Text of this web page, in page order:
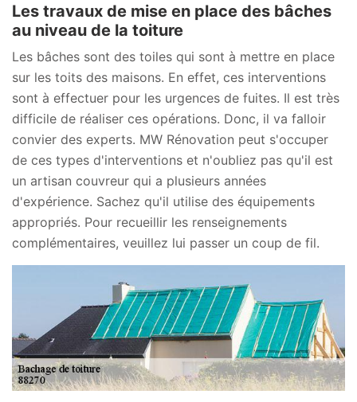
Les travaux de mise en place des bâches
au niveau de la toiture
Les bâches sont des toiles qui sont à mettre en place
sur les toits des maisons. En effet, ces interventions
sont à effectuer pour les urgences de fuites. Il est très
difficile de réaliser ces opérations. Donc, il va falloir
convier des experts. MW Rénovation peut s'occuper
de ces types d'interventions et n'oubliez pas qu'il est
un artisan couvreur qui a plusieurs années
d'expérience. Sachez qu'il utilise des équipements
appropriés. Pour recueillir les renseignements
complémentaires, veuillez lui passer un coup de fil.